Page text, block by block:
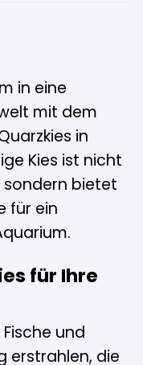
in eine
mit dem
in
Kies ist nicht
sondern bietet
für ein
für Ihre
und
erstrahlen, die